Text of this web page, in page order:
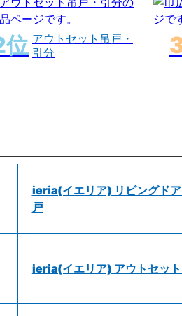
アウトセット吊戸・
引分
ieria(イエリア) リビングドア
戸
ieria(イエリア) アウトセッ